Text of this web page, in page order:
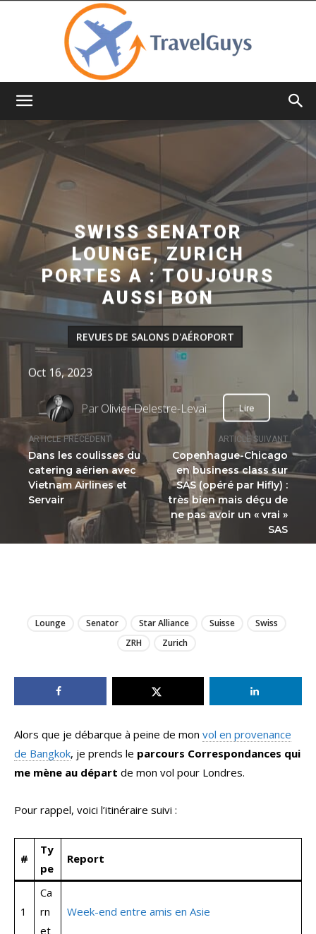
ARTICLE PRÉCÉDENT
Dans les coulisses du
catering aérien avec
Vietnam Airlines et
Servair
ARTICLE SUIVANT
Copenhague-Chicago
en business class sur
SAS (opéré par Hifly) :
très bien mais déçu de
ne pas avoir un « vrai »
SAS
SWISS SENATOR
LOUNGE, ZURICH
PORTES A : TOUJOURS
AUSSI BON
REVUES DE SALONS D'AÉROPORT
Oct 16, 2023
ParOlivier Delestre-Levai Lire
Lounge Senator Star Alliance Suisse
Swiss
ZRH
Zurich
Alors que je débarque à peine de mon vol en provenance
de Bangkok, je prends le parcours Correspondances qui
me mène au départ de mon vol pour Londres.
Pour rappel, voici l’itinéraire suivi :
#
Ty
pe
Report
1
Ca
rn
et
Week-end entre amis en Asie